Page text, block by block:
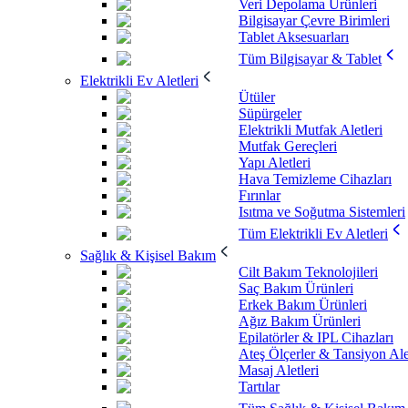
Veri Depolama Ürünleri
Bilgisayar Çevre Birimleri
Tablet Aksesuarları
Tüm Bilgisayar & Tablet
Elektrikli Ev Aletleri
Ütüler
Süpürgeler
Elektrikli Mutfak Aletleri
Mutfak Gereçleri
Yapı Aletleri
Hava Temizleme Cihazları
Fırınlar
Isıtma ve Soğutma Sistemleri
Tüm Elektrikli Ev Aletleri
Sağlık & Kişisel Bakım
Cilt Bakım Teknolojileri
Saç Bakım Ürünleri
Erkek Bakım Ürünleri
Ağız Bakım Ürünleri
Epilatörler & IPL Cihazları
Ateş Ölçerler & Tansiyon
Masaj Aletleri
Tartılar